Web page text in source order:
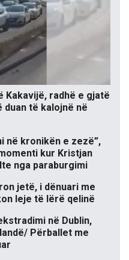
Kakavijë, radhë e gjatë
të kalojnë në
në kronikën e zezë”,
kur Kristjan
nga paraburgimi
jetë, i dënuari me
leje të lërë qelinë
në Dublin,
Përballet me